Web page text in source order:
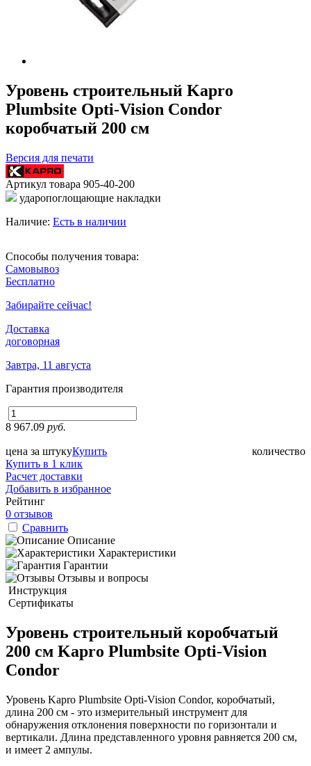
Уровень строительный Kapro
Plumbsite Opti-Vision Condor
коробчатый 200 см
Версия для печати
Артикул товара 905-40-200
ударопоглощающие накладки
Наличие: Есть в наличии
Способы получения товара:
Самовывоз
Бесплатно
Забирайте сейчас!
Доставка
договорная
Завтра, 11 августа
Гарантия производителя
8 967.09 руб.
цена за штуку количество
Купить
Купить в 1 клик
Расчет доставки
Добавить в избранное
Рейтинг
0 отзывов
Сравнить
Описание
Характеристики
Гарантии
Отзывы и вопросы
Инструкция
Сертификаты
Уровень строительный коробчатый
200 см Kapro Plumbsite Opti-Vision
Condor
Уровень Kapro Plumbsite Opti-Vision Condor, коробчатый,
длина 200 см - это измерительный инструмент для
обнаружения отклонения поверхности по горизонтали и
вертикали. Длина представленного уровня равняется 200 см,
и имеет 2 ампулы.